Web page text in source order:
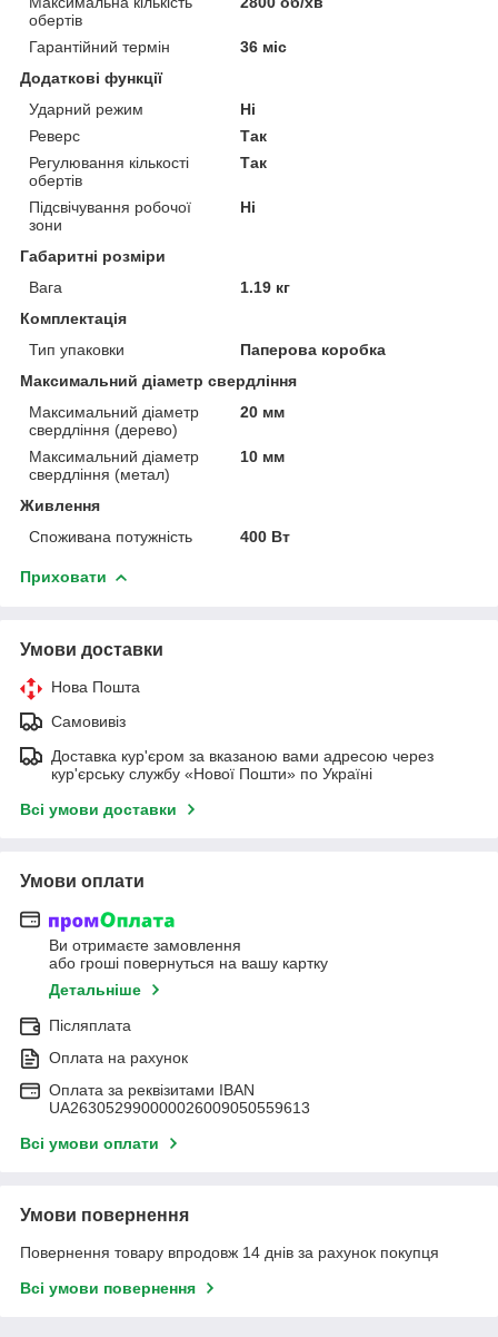
обертів
Гарантійний термін
36 міс
Додаткові функції
Ударний режим
Ні
Реверс
Так
Регулювання кількості
обертів
Так
Підсвічування робочої
зони
Ні
Габаритні розміри
Вага
1.19 кг
Комплектація
Тип упаковки
Паперова коробка
Максимальний діаметр свердління
Максимальний діаметр
свердління (дерево)
20 мм
Максимальний діаметр
свердління (метал)
10 мм
Живлення
Споживана потужність
400 Вт
Приховати
Умови доставки
Нова Пошта
Самовивіз
Доставка кур'єром за вказаною вами адресою через
кур'єрську службу «Нової Пошти» по Україні
Всі умови доставки
Умови оплати
Ви отримаєте замовлення
або гроші повернуться на вашу картку
Детальніше
Післяплата
Оплата на рахунок
Оплата за реквізитами IBAN
UA263052990000026009050559613
Всі умови оплати
Умови повернення
Повернення товару впродовж 14 днів за рахунок покупця
Всі умови повернення